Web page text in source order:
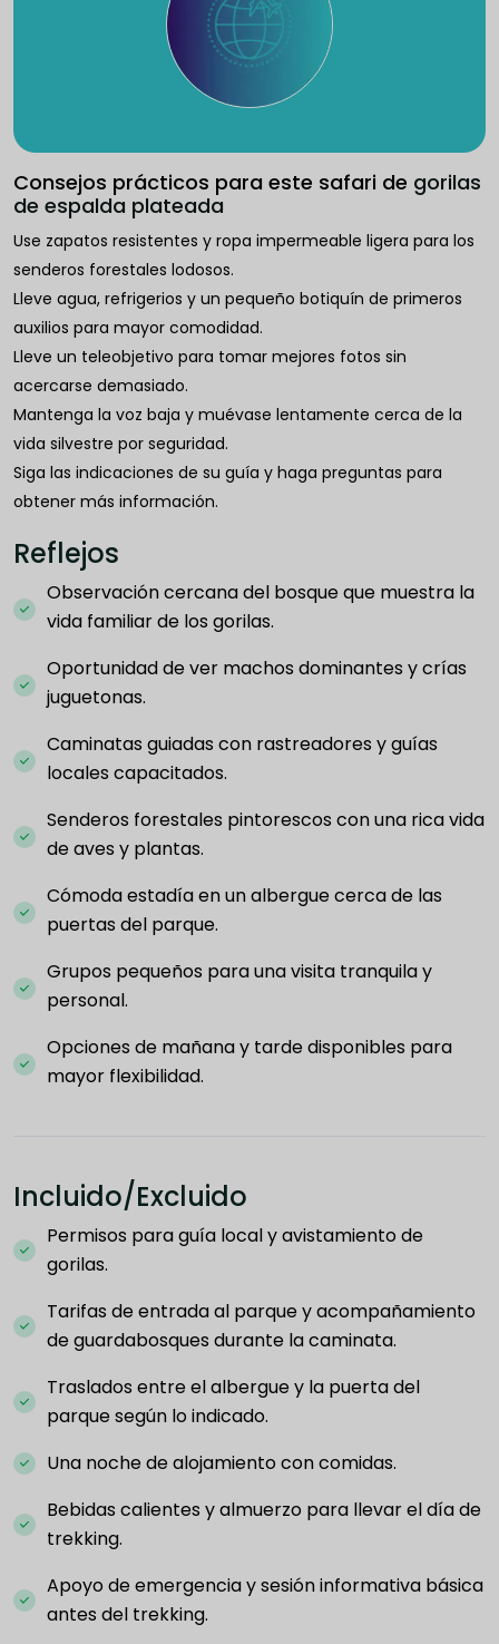
Consejos prácticos para este safari de gorilas
de espalda plateada
Use zapatos resistentes y ropa impermeable ligera para los
senderos forestales lodosos.
Lleve agua, refrigerios y un pequeño botiquín de primeros
auxilios para mayor comodidad.
Lleve un teleobjetivo para tomar mejores fotos sin
acercarse demasiado.
Mantenga la voz baja y muévase lentamente cerca de la
vida silvestre por seguridad.
Siga las indicaciones de su guía y haga preguntas para
obtener más información.
Reflejos
Observación cercana del bosque que muestra la
vida familiar de los gorilas.
Oportunidad de ver machos dominantes y crías
juguetonas.
Caminatas guiadas con rastreadores y guías
locales capacitados.
Senderos forestales pintorescos con una rica vida
de aves y plantas.
Cómoda estadía en un albergue cerca de las
puertas del parque.
Grupos pequeños para una visita tranquila y
personal.
Opciones de mañana y tarde disponibles para
mayor flexibilidad.
Incluido/Excluido
Permisos para guía local y avistamiento de
gorilas.
Tarifas de entrada al parque y acompañamiento
de guardabosques durante la caminata.
Traslados entre el albergue y la puerta del
parque según lo indicado.
Una noche de alojamiento con comidas.
Bebidas calientes y almuerzo para llevar el día de
trekking.
Apoyo de emergencia y sesión informativa básica
antes del trekking.